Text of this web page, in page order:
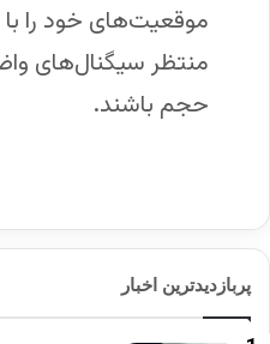
موقعیت‌های خود را
منتظر سیگنال‌های
حجم باشند.
پربازدیدترین اخبار